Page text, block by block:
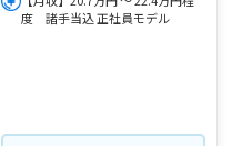
度 諸手当込 正社員モデル